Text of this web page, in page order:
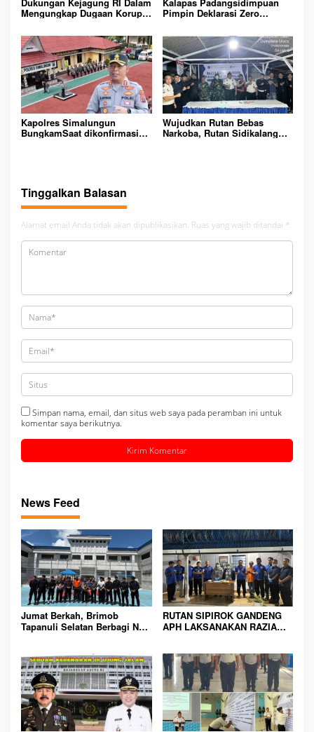
Mengungkap Dugaan Korupsi
Ketua AMPK : Segera Periksa
Dan Tangkap!
Pimpin Deklarasi Zero
Lingkungan Lapas
Padangsidimpuan
Kapolres Simalungun
BungkamSaat dikonfirmasi
Wujudkan Rutan Bebas
Narkoba, Rutan Sidikalang
Tinggalkan Balasan
Alamat email Anda tidak akan dipublikasikan. Ruas yang wajib ditandai *
Simpan nama, email, dan situs web saya pada peramban ini untuk
komentar saya berikutnya.
News Feed
Jumat Berkah, Brimob
Tapanuli Selatan Berbagi Nasi
RUTAN SIPIROK GANDENG
APH LAKSANAKAN RAZIA
LINGKUNGAN
PEMASYARAKATAN YANG
AMAN